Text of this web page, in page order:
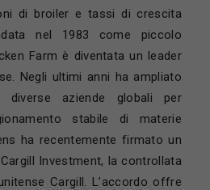
di broiler e tassi di crescita
nel 1983 come piccolo
Farm è diventata un leader
Negli ultimi anni ha ampliato
diverse aziende globali per
stabile di materie
ha recentemente firmato un
Investment, la controllata
Cargill. L’accordo offre